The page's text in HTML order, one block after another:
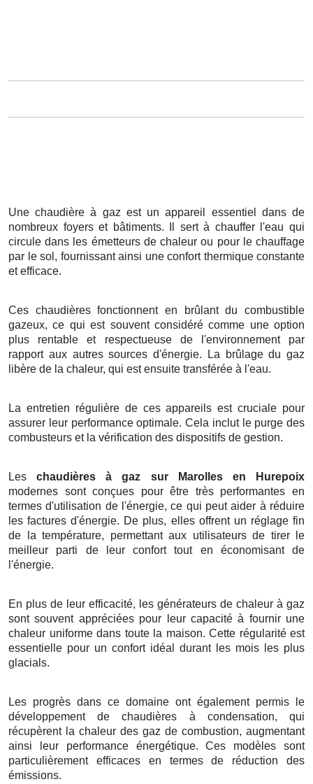
Une chaudière à gaz est un appareil essentiel dans de
nombreux foyers et bâtiments. Il sert à chauffer l'eau qui
circule dans les émetteurs de chaleur ou pour le chauffage
par le sol, fournissant ainsi une confort thermique constante
et efficace.
Ces chaudières fonctionnent en brûlant du combustible
gazeux, ce qui est souvent considéré comme une option
plus rentable et respectueuse de l'environnement par
rapport aux autres sources d'énergie. La brûlage du gaz
libère de la chaleur, qui est ensuite transférée à l'eau.
La entretien régulière de ces appareils est cruciale pour
assurer leur performance optimale. Cela inclut le purge des
combusteurs et la vérification des dispositifs de gestion.
Leschaudières à gaz sur Marolles en Hurepoix
modernes sont conçues pour être très performantes en
termes d'utilisation de l'énergie, ce qui peut aider à réduire
les factures d'énergie. De plus, elles offrent un réglage fin
de la température, permettant aux utilisateurs de tirer le
meilleur parti de leur confort tout en économisant de
l'énergie.
En plus de leur efficacité, les générateurs de chaleur à gaz
sont souvent appréciées pour leur capacité à fournir une
chaleur uniforme dans toute la maison. Cette régularité est
essentielle pour un confort idéal durant les mois les plus
glacials.
Les progrès dans ce domaine ont également permis le
développement de chaudières à condensation, qui
récupèrent la chaleur des gaz de combustion, augmentant
ainsi leur performance énergétique. Ces modèles sont
particulièrement efficaces en termes de réduction des
émissions.